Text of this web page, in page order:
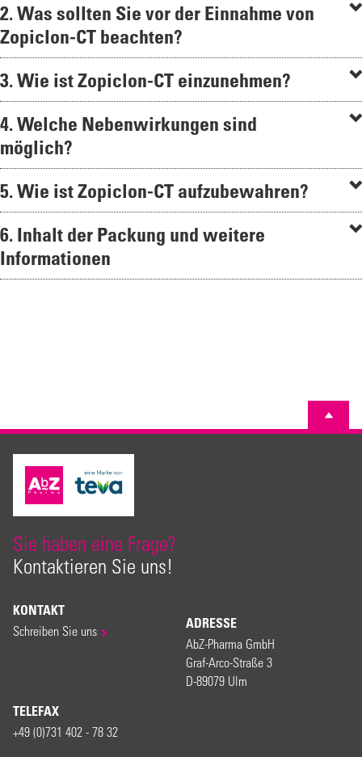
2. Was sollten Sie vor der Einnahme von
Zopiclon-CT beachten?
3. Wie ist Zopiclon-CT einzunehmen?
4. Welche Nebenwirkungen sind
möglich?
5. Wie ist Zopiclon-CT aufzubewahren?
6. Inhalt der Packung und weitere
Informationen
Sie haben eine Frage?
Kontaktieren Sie uns!
KONTAKT
Schreiben Sie uns ADRESSE
AbZ-Pharma GmbH
Graf-Arco-Straße 3
D-89079 Ulm
TELEFAX
+49 (0)731 402 - 78 32